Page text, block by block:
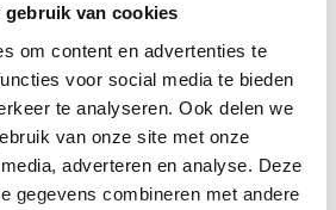
gebruik van cookies
om content en advertenties te
voor social media te bieden
te analyseren. Ook delen we
van onze site met onze
adverteren en analyse. Deze
gegevens combineren met andere